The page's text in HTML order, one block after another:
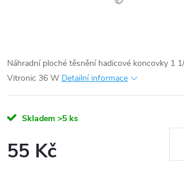
Náhradní ploché těsnění hadicové koncovky 1
Vitronic 36 W Detailní informace
Skladem >5 ks
55 Kč